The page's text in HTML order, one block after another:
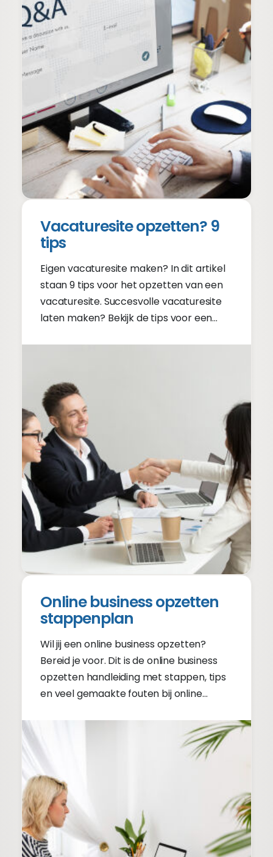
Vacaturesite opzetten? 9
tips
Eigen vacaturesite maken? In dit artikel
staan 9 tips voor het opzetten van een
vacaturesite. Succesvolle vacaturesite
laten maken? Bekijk de tips voor een
Online business opzetten
stappenplan
Wil jij een online business opzetten?
Bereid je voor. Dit is de online business
opzetten handleiding met stappen, tips
en veel gemaakte fouten bij online